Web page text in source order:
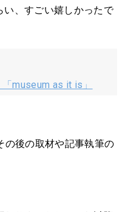
い、すごい嬉しかったで
museum as it is」
後の取材や記事執筆の